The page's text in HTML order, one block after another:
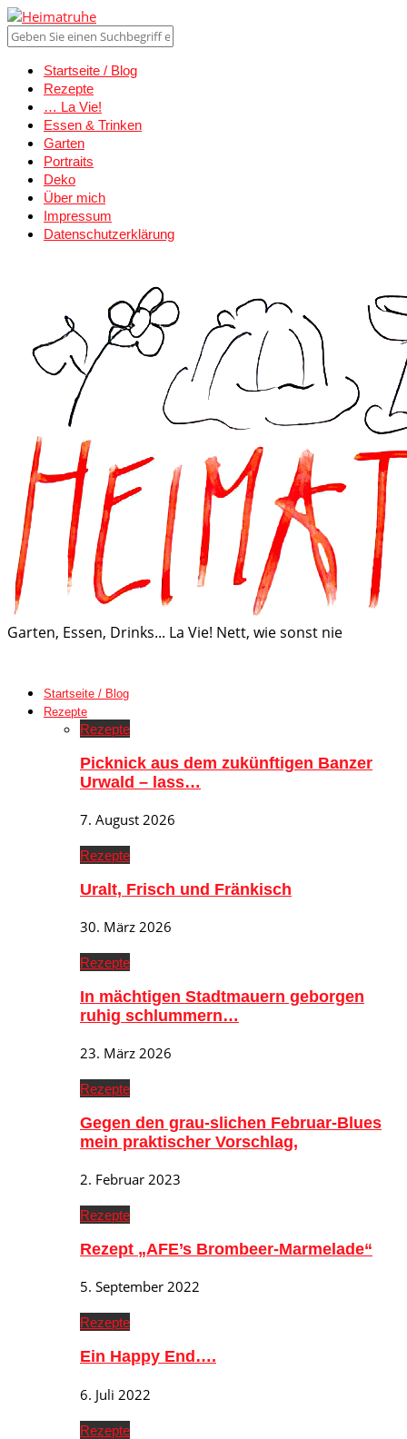
Startseite / Blog
Rezepte
… La Vie!
Essen & Trinken
Garten
Portraits
Deko
Über mich
Impressum
Datenschutzerklärung
Garten, Essen, Drinks... La Vie! Nett, wie sonst nie
Startseite / Blog
Rezepte
Rezepte
Picknick aus dem zukünftigen Banzer
Urwald – lass…
7. August 2026
Rezepte
Uralt, Frisch und Fränkisch
30. März 2026
Rezepte
In mächtigen Stadtmauern geborgen
ruhig schlummern…
23. März 2026
Rezepte
Gegen den grau-slichen Februar-Blues
mein praktischer Vorschlag,
2. Februar 2023
Rezepte
Rezept „AFE’s Brombeer-Marmelade“
5. September 2022
Rezepte
Ein Happy End….
6. Juli 2022
Rezepte